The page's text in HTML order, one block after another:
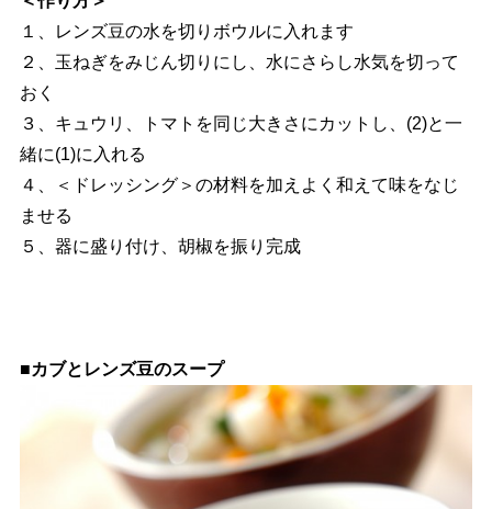
１、レンズ豆の水を切りボウルに入れます
２、玉ねぎをみじん切りにし、水にさらし水気を切って
おく
３、キュウリ、トマトを同じ大きさにカットし、(2)と一
緒に(1)に入れる
４、＜ドレッシング＞の材料を加えよく和えて味をなじ
ませる
５、器に盛り付け、胡椒を振り完成
■カブとレンズ豆のスープ